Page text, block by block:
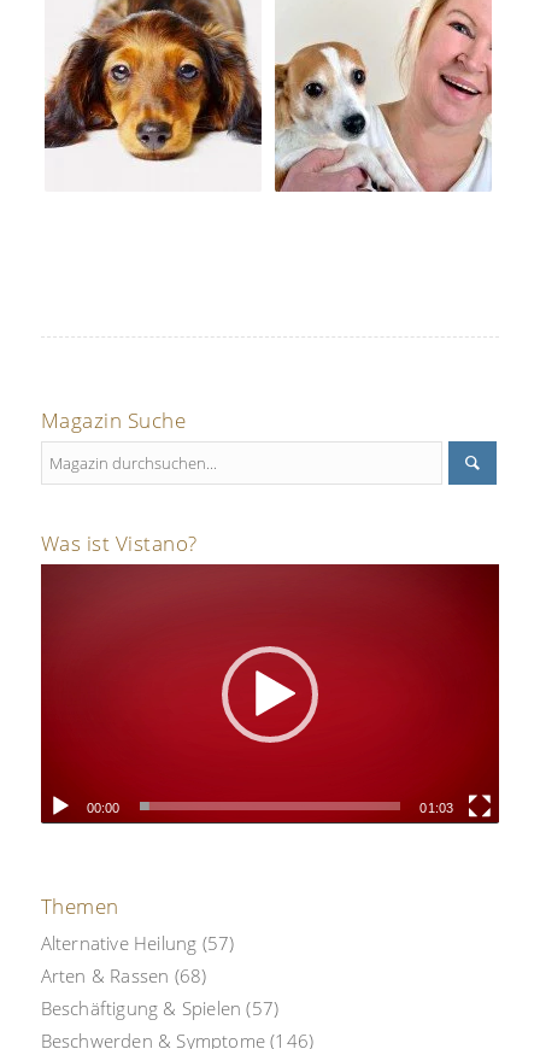
Magazin Suche
Was ist Vistano?
00:00 01:03
Themen
Alternative Heilung (57)
Arten & Rassen (68)
Beschäftigung & Spielen (57)
Beschwerden & Symptome (146)